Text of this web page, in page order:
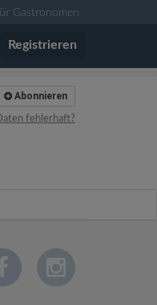
Gastronomen
Registrieren
Abonnieren
fehlerhaft?